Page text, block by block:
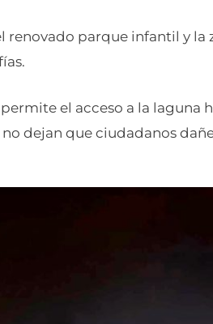
renovado parque infantil y
permite el acceso a la laguna
dejan que ciudadanos